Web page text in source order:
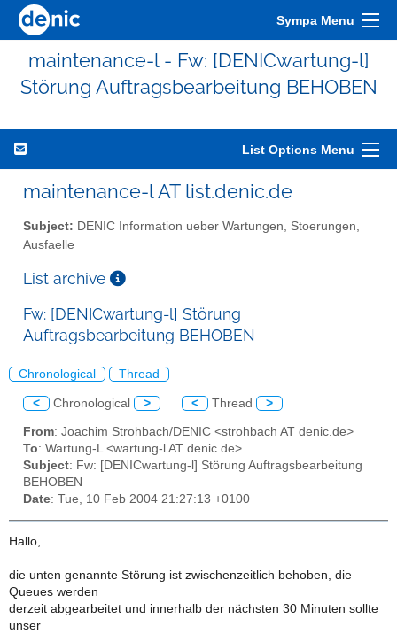
Sympa Menu
maintenance-l - Fw: [DENICwartung-l]
Störung Auftragsbearbeitung BEHOBEN
List Options Menu
maintenance-l AT list.denic.de
Subject: DENIC Information ueber Wartungen, Stoerungen,
Ausfaelle
List archive
Fw: [DENICwartung-l] Störung
Auftragsbearbeitung BEHOBEN
Chronological Thread
< Chronological > < Thread >
From: Joachim Strohbach/DENIC <strohbach AT denic.de>
To: Wartung-L <wartung-l AT denic.de>
Subject: Fw: [DENICwartung-l] Störung Auftragsbearbeitung
BEHOBEN
Date: Tue, 10 Feb 2004 21:27:13 +0100
Hallo,
die unten genannte Störung ist zwischenzeitlich behoben, die
Queues werden
derzeit abgearbeitet und innerhalb der nächsten 30 Minuten sollte
unser